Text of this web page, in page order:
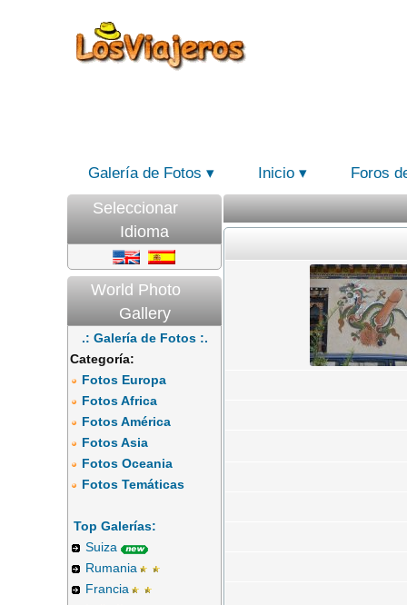
Galería de Fotos Inicio Foros
Seleccionar
Idioma
World Photo
Gallery
.: Galería de Fotos :.
Categoría:
Fotos Europa
Fotos Africa
Fotos América
Fotos Asia
Fotos Oceania
Fotos Temáticas
Top Galerías:
Suiza
Rumania
Francia